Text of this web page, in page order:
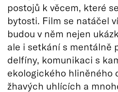
postojů k věcem, které
bytosti. Film se natáčel
budou v něm nejen
ale i setkání s mentálně
delfíny, komunikaci s
ekologického hliněného
žhavých uhlících a